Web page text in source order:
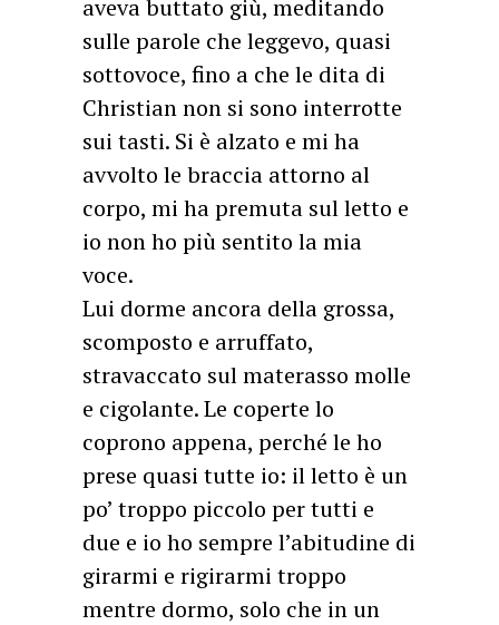
aveva buttato giù, meditando
sulle parole che leggevo, quasi
sottovoce, fino a che le dita di
Christian non si sono interrotte
sui tasti. Si è alzato e mi ha
avvolto le braccia attorno al
corpo, mi ha premuta sul letto e
io non ho più sentito la mia
voce.
Lui dorme ancora della grossa,
scomposto e arruffato,
stravaccato sul materasso molle
e cigolante. Le coperte lo
coprono appena, perché le ho
prese quasi tutte io: il letto è un
po’ troppo piccolo per tutti e
due e io ho sempre l’abitudine di
girarmi e rigirarmi troppo
mentre dormo, solo che in un